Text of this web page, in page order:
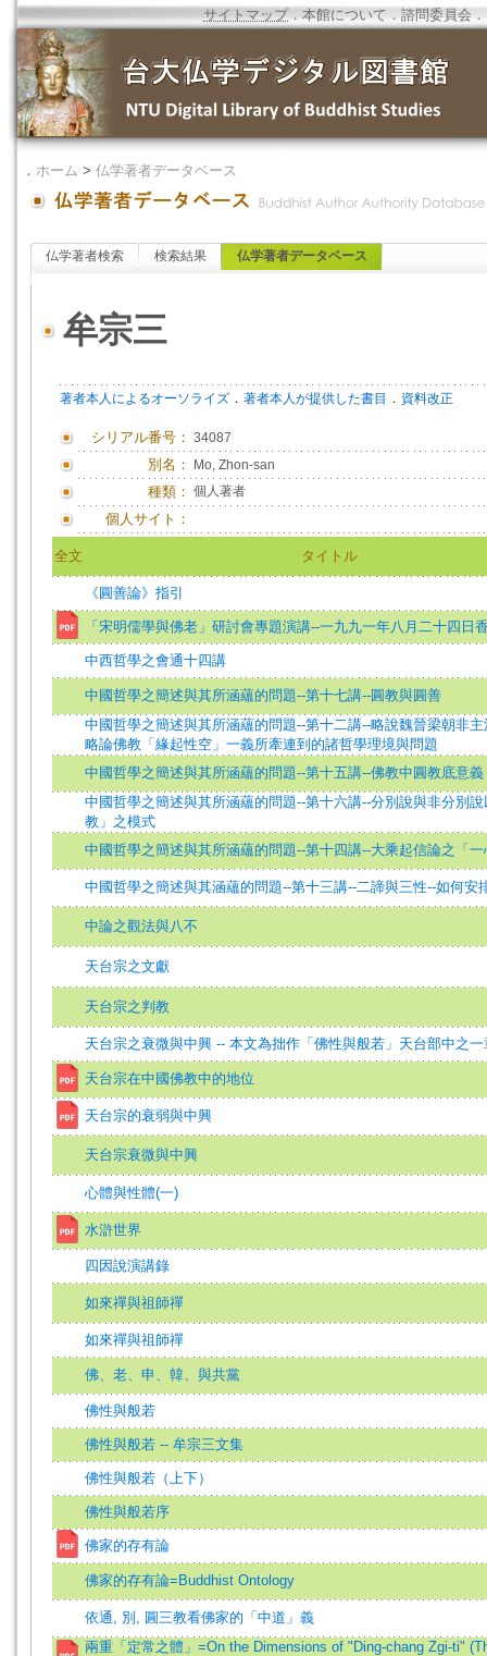
サイトマップ．本館について ．諮問委員会 ．
． ホーム > 仏学著者データベース
仏学著者検索 検索結果 仏学著者データベース
牟宗三
著者本人によるオーソライズ ． 著者本人が提供した書目 ． 資料改正
シリアル番号： 34087
別名： Mo, Zhon-san
種類： 個人著者
個人サイト：
全文 タイトル
《圓善論》指引
「宋明儒學與佛老」研討會專題演講--一九九一年八月二十四日
中西哲學之會通十四講
中國哲學之簡述與其所涵蘊的問題--第十七講--圓教與圓善
中國哲學之簡述與其所涵蘊的問題--第十二講--略說魏晉梁朝非
略論佛教「緣起性空」一義所牽連到的諸哲學理境與問題
中國哲學之簡述與其所涵蘊的問題--第十五講--佛教中圓教底意義
中國哲學之簡述與其所涵蘊的問題--第十六講--分別說與非分別
教」之模式
中國哲學之簡述與其所涵蘊的問題--第十四講--大乘起信論之「
中國哲學之簡述與其涵蘊的問題--第十三講--二諦與三性--如何安
中論之觀法與八不
天台宗之文獻
天台宗之判教
天台宗之衰微與中興 -- 本文為拙作「佛性與般若」天台部中之一
天台宗在中國佛教中的地位
天台宗的衰弱與中興
天台宗衰微與中興
心體與性體(一)
水滸世界
四因說演講錄
如來禪與祖師禪
如來禪與祖師禪
佛、老、申、韓、與共黨
佛性與般若
佛性與般若 -- 牟宗三文集
佛性與般若（上下）
佛性與般若序
佛家的存有論
佛家的存有論=Buddhist Ontology
依通, 別, 圓三教看佛家的「中道」義
兩重「定常之體」=On the Dimensions of "Ding-chang Zgi-ti"